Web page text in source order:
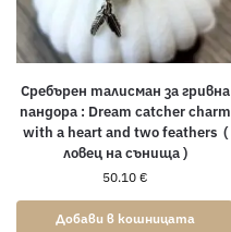
Сребърен талисман за гривна
пандора : Dream catcher charm
with a heart and two feathers (
ловец на сънища )
50.10 €
Добави в кошницата